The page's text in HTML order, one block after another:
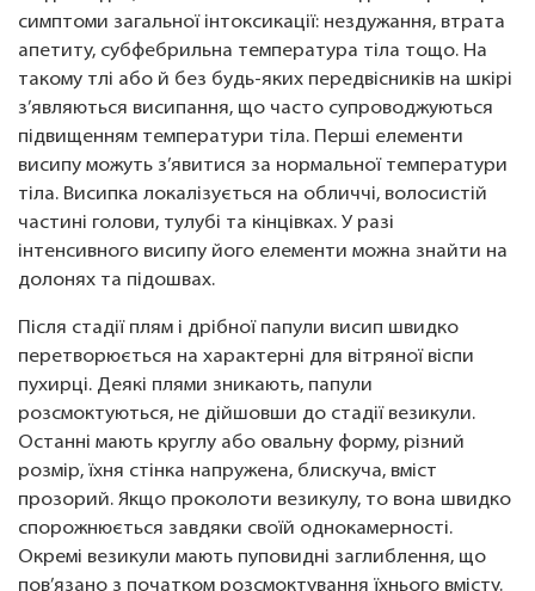
симптоми загальної інтоксикації: нездужання, втрата
апетиту, субфебрильна температура тіла тощо. На
такому тлі або й без будь-яких передвісників на шкірі
з’являються висипання, що часто супроводжуються
підвищенням температури тіла. Перші елементи
висипу можуть з’явитися за нормальної температури
тіла. Висипка локалізується на обличчі, волосистій
частині голови, тулубі та кінцівках. У разі
інтенсивного висипу його елементи можна знайти на
долонях та підошвах.
Після стадії плям і дрібної папули висип швидко
перетворюється на характерні для вітряної віспи
пухирці. Деякі плями зникають, папули
розсмоктуються, не дійшовши до стадії везикули.
Останні мають круглу або овальну форму, різний
розмір, їхня стінка напружена, блискуча, вміст
прозорий. Якщо проколоти везикулу, то вона швидко
спорожнюється завдяки своїй однокамерності.
Окремі везикули мають пуповидні заглиблення, що
пов’язано з початком розсмоктування їхнього вмісту.